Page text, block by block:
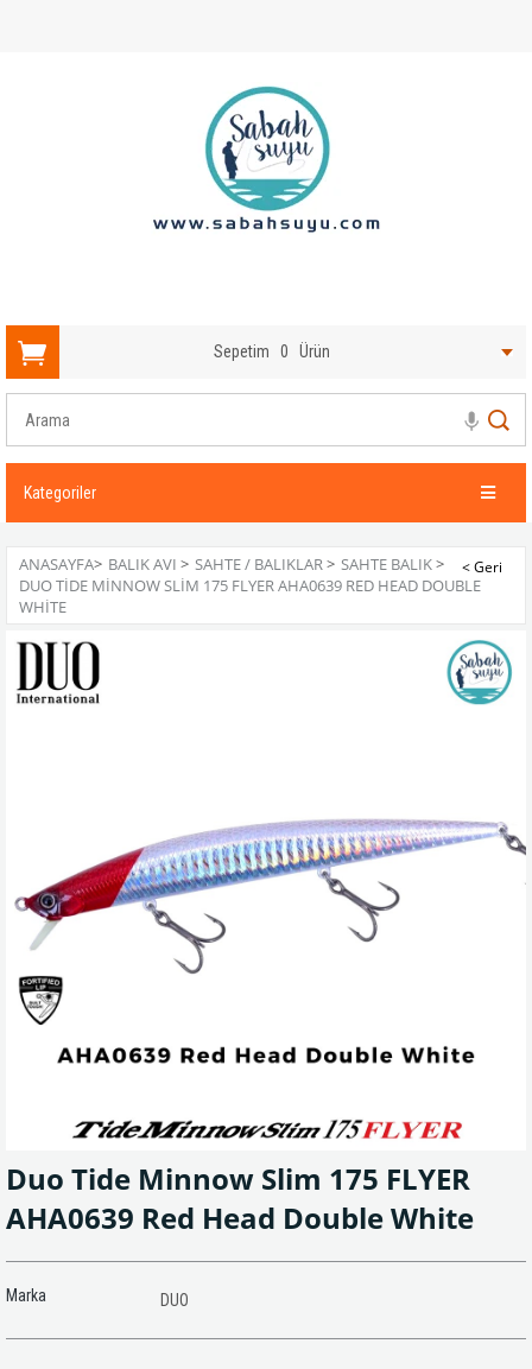
Sepetim 0 Ürün
Kategoriler
ANASAYFA> BALIK AVI > SAHTE / BALIKLAR> SAHTE BALIK>
DUO TIDE MINNOW SLIM 175 FLYER AHA0639 RED HEAD DOUBLE
WHITE
Duo Tide Minnow Slim 175 FLYER
AHA0639 Red Head Double White
Marka DUO